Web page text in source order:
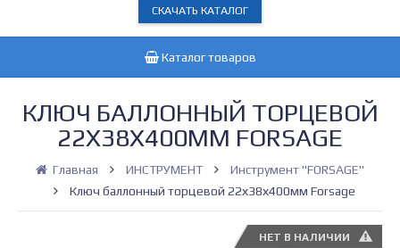
СКАЧАТЬ КАТАЛОГ
Каталог товаров
КЛЮЧ БАЛЛОННЫЙ ТОРЦЕВОЙ
22Х38Х400ММ FORSAGE
Главная ИНСТРУМЕНТ
Инструмент "FORSAGE"
Ключ баллонный торцевой 22х38х400мм Forsage
НЕТ В НАЛИЧИИ